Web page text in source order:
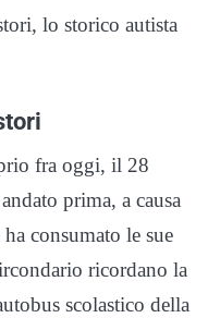
lo storico autista
fra oggi, il 28
prima, a causa
consumato le sue
ricordano la
scolastico della